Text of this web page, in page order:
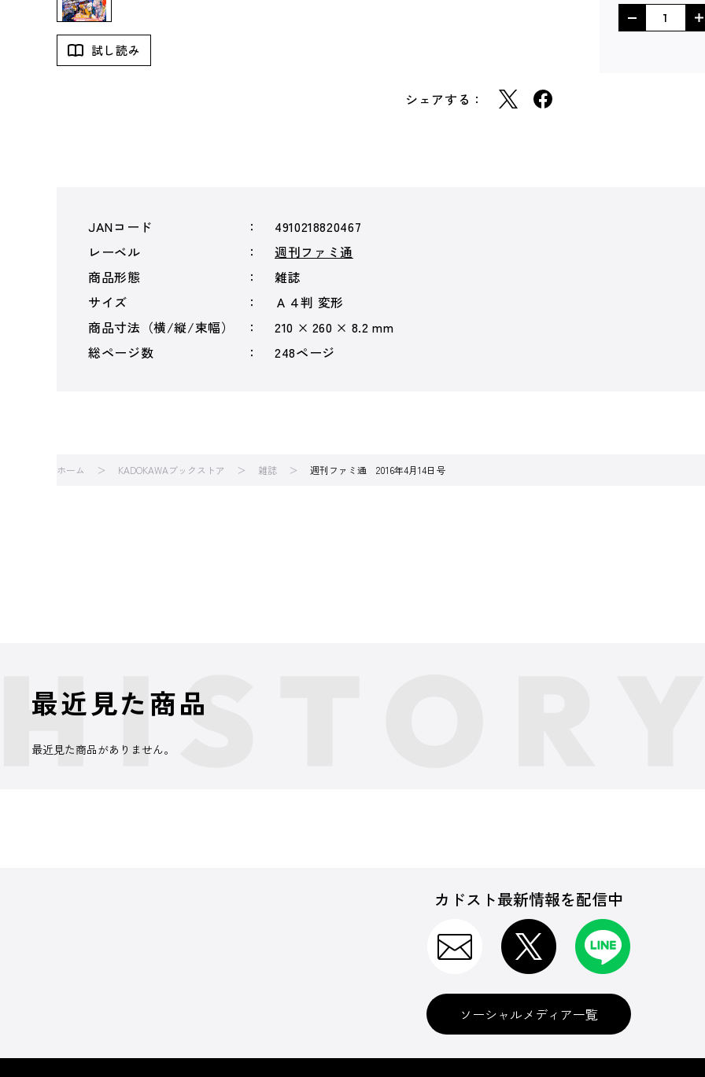
試し読み
シェアする：
JANコード
4910218820467
レーベル
週刊ファミ通
商品形態
雑誌
サイズ
Ａ４判 変形
商品寸法（横/縦/束幅）
210 × 260 × 8.2 mm
総ページ数
248ページ
ホーム KADOKAWAブックストア 雑誌 週刊ファミ通 2016年4月14日号
最近見た商品
最近見た商品がありません。
カドスト最新情報を配信中
ソーシャルメディア一覧